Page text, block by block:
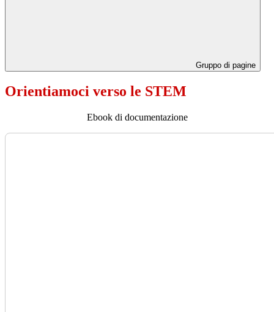
Gruppo di pagine
Orientiamoci verso le STEM
Ebook di documentazione